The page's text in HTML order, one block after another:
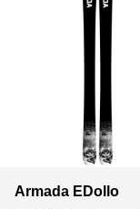
Armada EDollo